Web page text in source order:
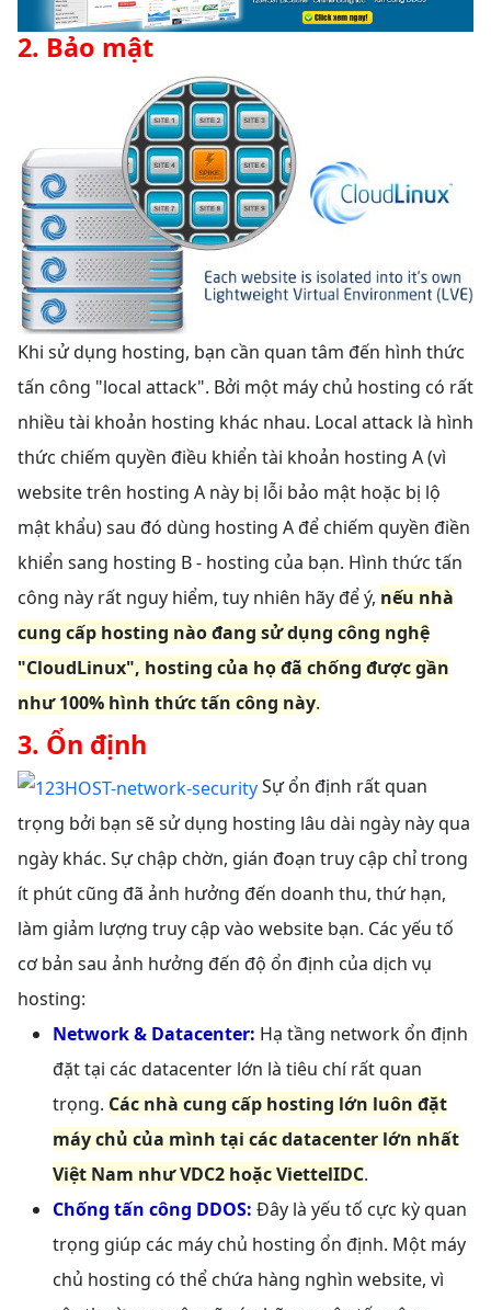
2. Bảo mật
Khi sử dụng hosting, bạn cần quan tâm đến hình thức
tấn công "local attack". Bởi một máy chủ hosting có rất
nhiều tài khoản hosting khác nhau. Local attack là hình
thức chiếm quyền điều khiển tài khoản hosting A (vì
website trên hosting A này bị lỗi bảo mật hoặc bị lộ
mật khẩu) sau đó dùng hosting A để chiếm quyền điền
khiển sang hosting B - hosting của bạn. Hình thức tấn
công này rất nguy hiểm, tuy nhiên hãy để ý, nếu nhà
cung cấp hosting nào đang sử dụng công nghệ
"CloudLinux", hosting của họ đã chống được gần
như 100% hình thức tấn công này.
3. Ổn định
Sự ổn định rất quan
trọng bởi bạn sẽ sử dụng hosting lâu dài ngày này qua
ngày khác. Sự chập chờn, gián đoạn truy cập chỉ trong
ít phút cũng đã ảnh hưởng đến doanh thu, thứ hạn,
làm giảm lượng truy cập vào website bạn. Các yếu tố
cơ bản sau ảnh hưởng đến độ ổn định của dịch vụ
hosting:
Network & Datacenter: Hạ tầng network ổn định
đặt tại các datacenter lớn là tiêu chí rất quan
trọng. Các nhà cung cấp hosting lớn luôn đặt
máy chủ của mình tại các datacenter lớn nhất
Việt Nam như VDC2 hoặc ViettelIDC.
Chống tấn công DDOS: Đây là yếu tố cực kỳ quan
trọng giúp các máy chủ hosting ổn định. Một máy
chủ hosting có thể chứa hàng nghìn website, vì